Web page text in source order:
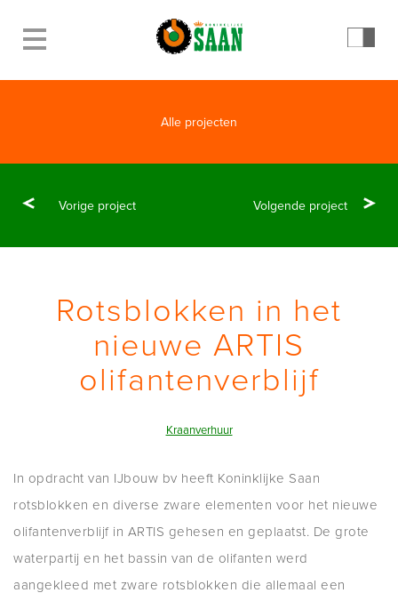
Alle projecten
Vorige project Volgende project
Rotsblokken in het
nieuwe ARTIS
olifantenverblijf
Kraanverhuur
In opdracht van IJbouw bv heeft Koninklijke Saan
rotsblokken en diverse zware elementen voor het nieuwe
olifantenverblijf in ARTIS gehesen en geplaatst. De grote
waterpartij en het bassin van de olifanten werd
aangekleed met zware rotsblokken die allemaal een